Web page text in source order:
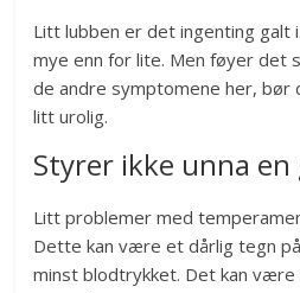
Litt lubben er det ingenting galt
mye enn for lite. Men føyer det
de andre symptomene her, bør
litt urolig.
Styrer ikke unna en
Litt problemer med
Dette kan være et dårlig tegn
minst blodtrykket. Det kan være